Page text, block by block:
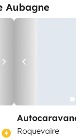
Aubagne
Autocaravana
Roquevaire